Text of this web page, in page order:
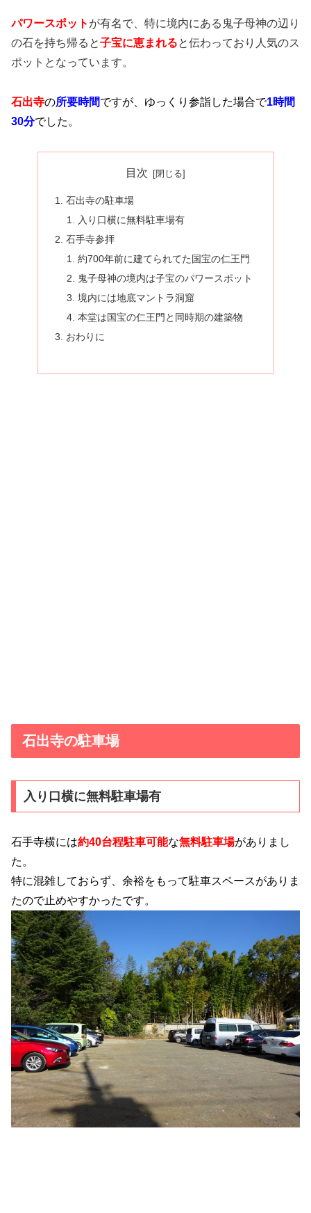
パワースポット が有名で、特に境内にある鬼子母神の辺り
の石を持ち帰ると子宝に恵まれると伝わっており人気のス
ポットとなっています。
石出寺の所要時間ですが、ゆっくり参詣した場合で1時間
30分でした。
目次
石出寺の駐車場
入り口横に無料駐車場有
石手寺参拝
約700年前に建てられてた国宝の仁王門
鬼子母神の境内は子宝のパワースポット
境内には地底マントラ洞窟
本堂は国宝の仁王門と同時期の建築物
おわりに
石出寺の駐車場
入り口横に無料駐車場有
石手寺横には約40台程駐車可能な無料駐車場がありまし
た。
特に混雑しておらず、余裕をもって駐車スペースがありま
たので止めやすかったです。